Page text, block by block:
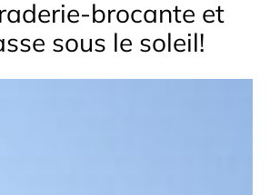
brocante et
sous le soleil!